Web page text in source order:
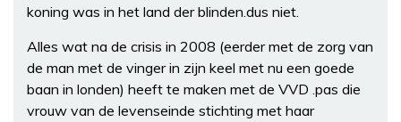
koning was in het land der blinden.dus niet.
Alles wat na de crisis in 2008 (eerder met de zorg van
de man met de vinger in zijn keel met nu een goede
baan in londen) heeft te maken met de VVD .pas die
vrouw van de levenseinde stichting met haar